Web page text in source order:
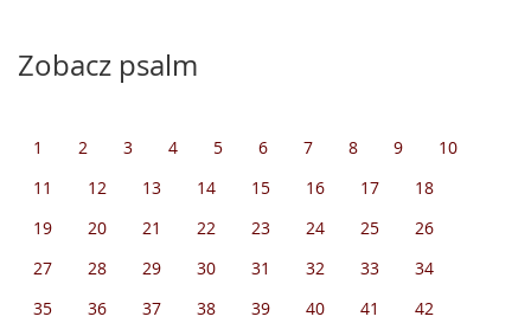
Zobacz psalm
1 2 3 4 5 6 7 8 9
10
11
12 13 14 15 16 17
18
19
20 21 22 23 24 25
26
27
28 29 30 31 32 33
34
35
36 37 38 39 40 41
42